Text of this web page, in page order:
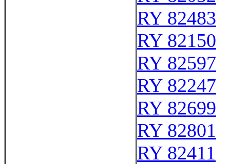
RY 82483
RY 82150
RY 82597
RY 82247
RY 82699
RY 82801
RY 82411